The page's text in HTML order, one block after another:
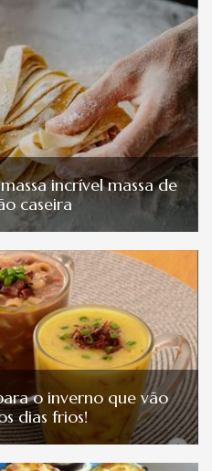
incrível massa de
caseira
o inverno que vão
dias frios!